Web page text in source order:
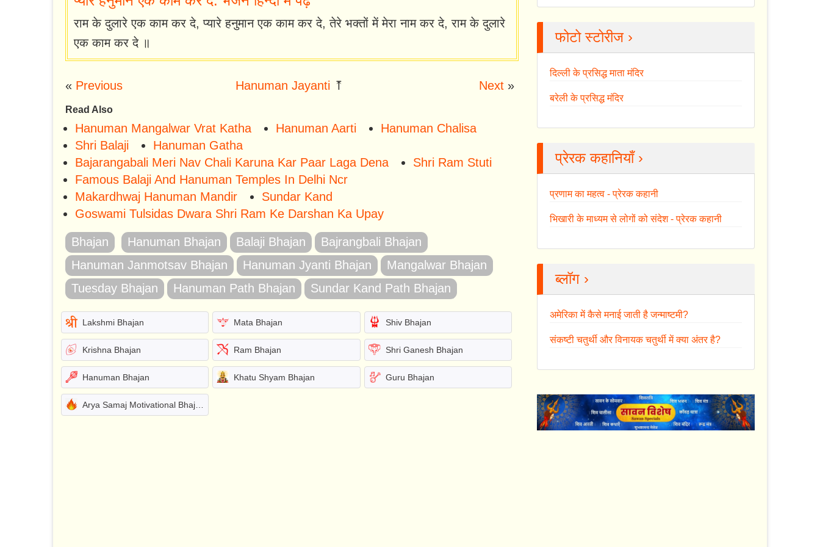
राम के दुलारे एक काम कर दे, प्यारे हनुमान एक काम कर दे, तेरे भक्तों में मेरा नाम कर दे, राम के दुलारे
एक काम कर दे ॥
« Previous Hanuman Jayanti ⤒ Next»
Read Also
Hanuman Mangalwar Vrat Katha Hanuman Aarti
Hanuman Chalisa
Shri Balaji
Hanuman Gatha
Bajarangabali Meri Nav Chali Karuna Kar Paar Laga Dena
Shri Ram Stuti
Famous Balaji And Hanuman Temples In Delhi Ncr
Makardhwaj Hanuman Mandir
Sundar Kand
Goswami Tulsidas Dwara Shri Ram Ke Darshan Ka Upay
Bhajan Hanuman Bhajan Balaji Bhajan
Bajrangbali Bhajan
Hanuman Janmotsav Bhajan
Hanuman Jyanti Bhajan
Mangalwar Bhajan
Tuesday Bhajan
Hanuman Path Bhajan Sundar Kand Path Bhajan
Lakshmi Bhajan Mata Bhajan Shiv Bhajan
Krishna Bhajan Ram Bhajan Shri Ganesh Bhajan
Hanuman Bhajan Khatu Shyam Bhajan Guru Bhajan
Arya Samaj Motivational Bhajans
फोटो स्टोरीज ›
दिल्ली के प्रसिद्ध माता मंदिर
बरेली के प्रसिद्ध मंदिर
प्रेरक कहानियाँ ›
प्रणाम का महत्व - प्रेरक कहानी
भिखारी के माध्यम से लोगों को संदेश - प्रेरक कहानी
ब्लॉग ›
अमेरिका में कैसे मनाई जाती है जन्माष्टमी?
संकष्टी चतुर्थी और विनायक चतुर्थी में क्या अंतर है?